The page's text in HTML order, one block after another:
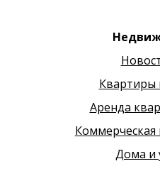
Квартиры
Аренда
Дома и